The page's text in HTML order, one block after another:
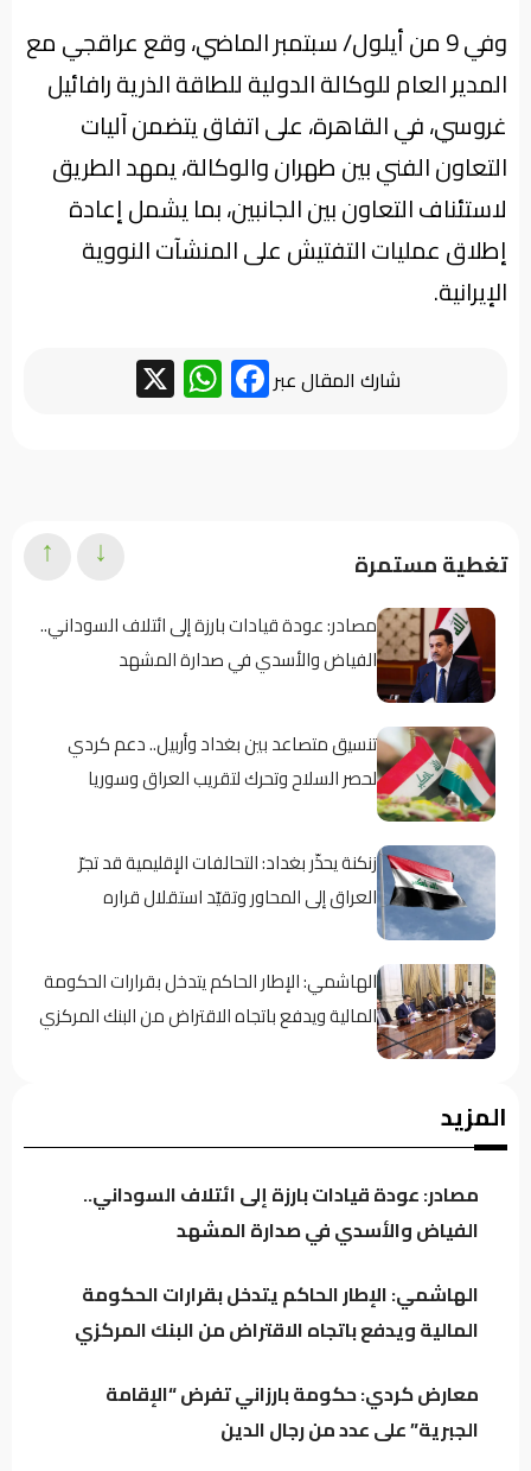
وفي 9 من أيلول/ سبتمبر الماضي، وقع عراقجي مع
المدير العام للوكالة الدولية للطاقة الذرية رافائيل
غروسي، في القاهرة، على اتفاق يتضمن آليات
التعاون الفني بين طهران والوكالة، يمهد الطريق
لاستئناف التعاون بين الجانبين، بما يشمل إعادة
إطلاق عمليات التفتيش على المنشآت النووية
الإيرانية.
شارك المقال عبر Facebook
WhatsApp
تغطية مستمرة
مصادر: عودة قيادات بارزة إلى ائتلاف السوداني..
الفياض والأسدي في صدارة المشهد
تنسيق متصاعد بين بغداد وأربيل.. دعم كردي
لحصر السلاح وتحرك لتقريب العراق وسوريا
زنكنة يحذّر بغداد: التحالفات الإقليمية قد تجرّ
العراق إلى المحاور وتقيّد استقلال قراره
الهاشمي: الإطار الحاكم يتدخل بقرارات الحكومة
المالية ويدفع باتجاه الاقتراض من البنك المركزي
سجن النجف: نوفر 60 جهاز اتصال للنزلاء للتواصل
مع ذويهم
المرصد الأخضر يحذر من تفاقم ظاهرة نفوق
↓
↑
المزيد
مصادر: عودة قيادات بارزة إلى ائتلاف السوداني..
الفياض والأسدي في صدارة المشهد
الهاشمي: الإطار الحاكم يتدخل بقرارات الحكومة
المالية ويدفع باتجاه الاقتراض من البنك المركزي
معارض كردي: حكومة بارزاني تفرض “الإقامة
الجبرية” على عدد من رجال الدين